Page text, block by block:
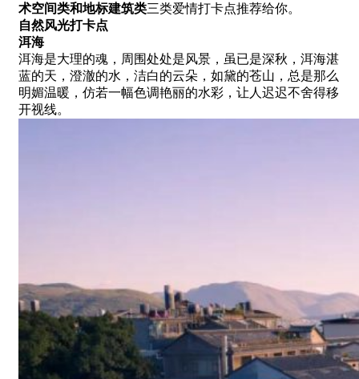
术空间类和地标建筑类三类爱情打卡点推荐给你。
自然风光打卡点
洱海
洱海是大理的魂，周围处处是风景，虽已是深秋，洱海湛
蓝的天，澄澈的水，洁白的云朵，如黛的苍山，总是那么
明媚温暖，仿若一幅色调艳丽的水彩，让人迟迟不舍得移
开视线。